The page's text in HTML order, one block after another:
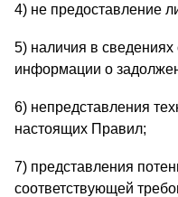
4) не предоставление
5) наличия в сведениях
информации о
6) непредставления
настоящих Правил;
7) представления
соответствующей